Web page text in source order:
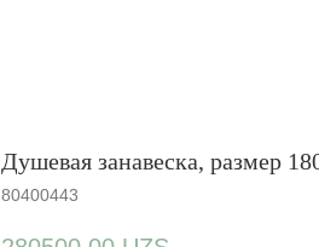
Душевая занавеска, размер
80400443